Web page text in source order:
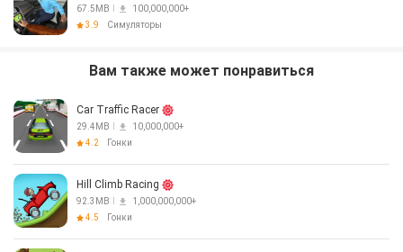
67.5MB
100,000,000+
3.9
Симуляторы
Вам также может понравиться
Car Traffic Racer
29.4MB
10,000,000+
4.2
Гонки
Hill Climb Racing
92.3MB
1,000,000,000+
4.5
Гонки